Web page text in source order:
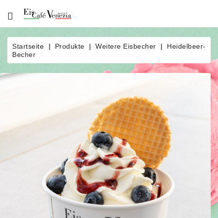
Über
Uns
Produkte
Bestellung
Eisautomat
Kontakt
Startseite Produkte Weitere Eisbecher
Heidelbeer-
Becher